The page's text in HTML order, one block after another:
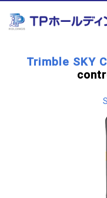
Trimble SKY